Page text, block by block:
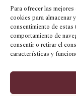
Para ofrecer las
cookies para
consentimiento de
comportamiento de
consentir o retirar el
características y